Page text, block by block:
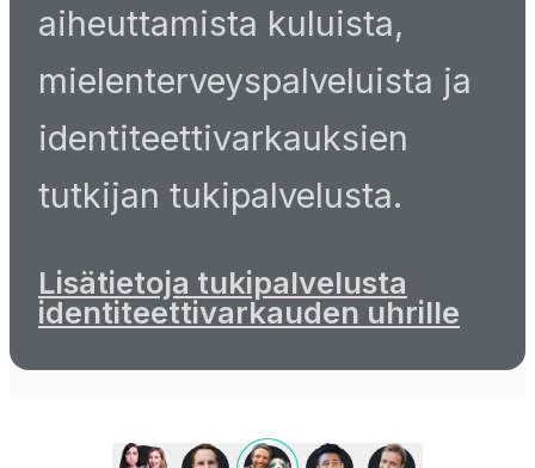
aiheuttamista kuluista,
mielenterveyspalveluista ja
identiteettivarkauksien
tutkijan tukipalvelusta.
Lisätietoja tukipalvelusta
identiteettivarkauden uhrille
Pidämme